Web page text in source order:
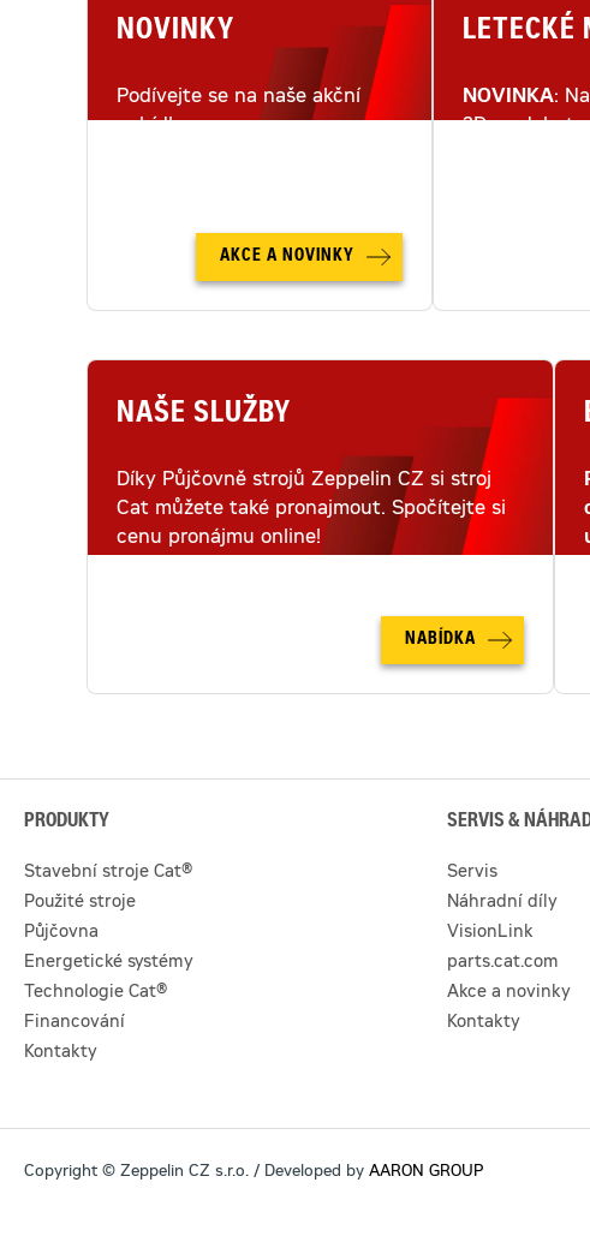
NOVINKY
Podívejte se na naše akční
nabídky.
AKCE A NOVINKY
LETECKÉ
NOVINKA:
3D modelu
NAŠE SLUŽBY
Díky Půjčovně strojů Zeppelin CZ si stroj
Cat můžete také pronajmout. Spočítejte si
cenu pronájmu online!
NABÍDKA
PRODUKTY
Stavební stroje Cat®
Použité stroje
Půjčovna
Energetické systémy
Technologie Cat®
Financování
Kontakty
SERVIS &
Servis
Náhradní díly
VisionLink
parts.cat.com
Akce a novinky
Kontakty
Copyright © Zeppelin CZ s.r.o. / Developed by AARON GROUP